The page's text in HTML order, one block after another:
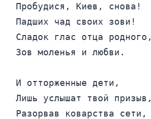
Пробудися, Киев, снова!
Падших чад своих зови!
Сладок глас отца родного,
Зов моленья и любви.
И отторженные дети,
Лишь услышат твой призыв,
Разорвав коварства сети,